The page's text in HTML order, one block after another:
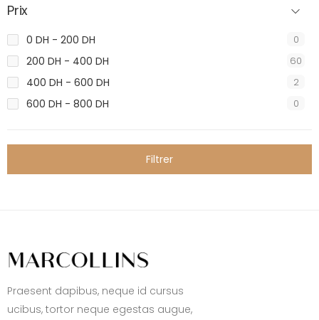
Prix
0 DH - 200 DH 0
200 DH - 400 DH 60
400 DH - 600 DH 2
600 DH - 800 DH 0
Filtrer
Praesent dapibus, neque id cursus
ucibus, tortor neque egestas augue,